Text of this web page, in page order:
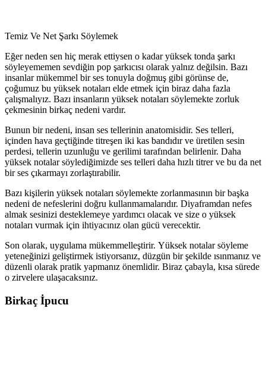
Temiz Ve Net Şarkı Söylemek
Eğer neden sen hiç merak ettiysen o kadar yüksek tonda şarkı
söyleyememen sevdiğin pop şarkıcısı olarak yalnız değilsin. Bazı
insanlar mükemmel bir ses tonuyla doğmuş gibi görünse de,
çoğumuz bu yüksek notaları elde etmek için biraz daha fazla
çalışmalıyız. Bazı insanların yüksek notaları söylemekte zorluk
çekmesinin birkaç nedeni vardır.
Bunun bir nedeni, insan ses tellerinin anatomisidir. Ses telleri,
içinden hava geçtiğinde titreşen iki kas bandıdır ve üretilen sesin
perdesi, tellerin uzunluğu ve gerilimi tarafından belirlenir. Daha
yüksek notalar söylediğimizde ses telleri daha hızlı titrer ve bu da net
bir ses çıkarmayı zorlaştırabilir.
Bazı kişilerin yüksek notaları söylemekte zorlanmasının bir başka
nedeni de nefeslerini doğru kullanmamalarıdır. Diyaframdan nefes
almak sesinizi desteklemeye yardımcı olacak ve size o yüksek
notaları vurmak için ihtiyacınız olan gücü verecektir.
Son olarak, uygulama mükemmelleştirir. Yüksek notalar söyleme
yeteneğinizi geliştirmek istiyorsanız, düzgün bir şekilde ısınmanız ve
düzenli olarak pratik yapmanız önemlidir. Biraz çabayla, kısa sürede
o zirvelere ulaşacaksınız.
Birkaç İpucu